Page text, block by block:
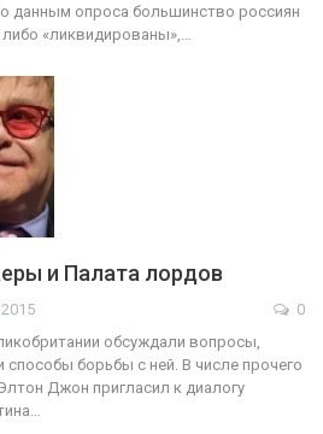
данным опроса большинство россиян
«ликвидированы»,…
и Палата лордов
0
обсуждали вопросы,
способы борьбы с ней. В числе прочего
Джон пригласил к диалогу